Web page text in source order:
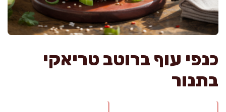
כנפי עוף ברוטב טריאקי
בתנור